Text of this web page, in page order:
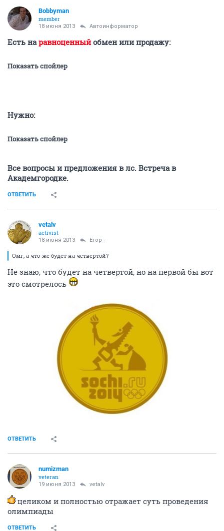
Bobbyman
member
18 июня 2013 Автоинформатор
Есть наравноценныйобмен или продажу:
Показать спойлер
Нужно:
Показать спойлер
Все вопросы и предложения в лс. Встреча в
Академгородке.
ОТВЕТИТЬ
vetalv
activist
18 июня 2013 Егор_
Омг, а что-же будет на четвертой?
Не знаю, что будет на четвертой, но на первой бы вот
это смотрелось
ОТВЕТИТЬ
numizman
veteran
19 июня 2013 vetalv
целиком и полностью отражает суть проведения
олимпиады
ОТВЕТИТЬ